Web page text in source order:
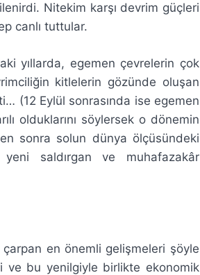
Nitekim karşı devrim güçleri
canlı tuttular.
yıllarda, egemen çevrelerin çok
kitlelerin gözünde oluşan
(12 Eylül sonrasında ise egemen
olduklarını söylersek o dönemin
sonra solun dünya ölçüsündeki
yeni saldırgan ve muhafazakâr
çarpan en önemli gelişmeleri şöyle
ve bu yenilgiyle birlikte ekonomik